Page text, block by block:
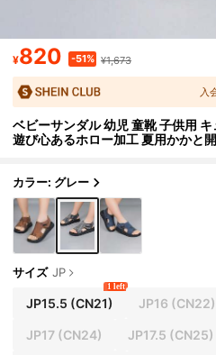
¥820 -51% ¥1,673
入
ベビーサンダル 幼児 童靴 子供用
遊び心あるホロー加工 夏用かかと
カラー: グレー
サイズ JP
JP15.5 (CN21)
1 left
JP16 (CN22)
JP17(CN24) JP17.5 (CN25)